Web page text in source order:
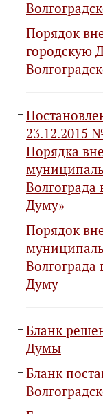
Порядок
городскую
23.12.2015
Порядка
Волгограда
Думу»
Порядок
Волгограда
Думу
Бланк
Думы
Бланк